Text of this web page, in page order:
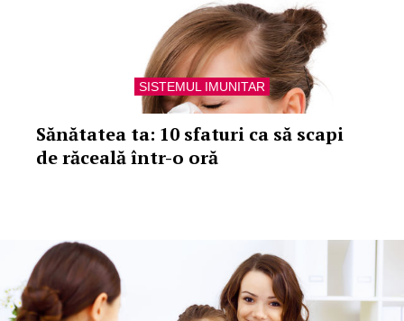
SISTEMUL IMUNITAR
Sănătatea ta: 10 sfaturi ca să scapi
de răceală într-o oră